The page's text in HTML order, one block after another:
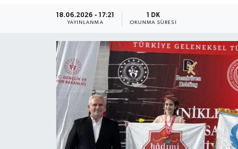
18.06.2026 - 17:21
YAYINLANMA
1 DK
OKUNMA SÜRESI
SAĞLIK
TURİZM
Son Dakika Haberleri